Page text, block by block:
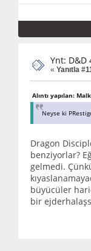
Ynt: D&D
« Yanıtla
Alıntı yapılan:
Neyse ki
Dragon
benziyorlar?
gelmedi.
büyücüler
bir